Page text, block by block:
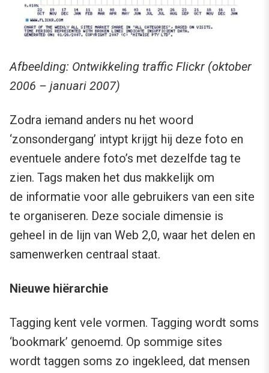
Afbeelding: Ontwikkeling traffic Flickr (oktober
2006 – januari 2007)
Zodra iemand anders nu het woord
‘zonsondergang’ intypt krijgt hij deze foto en
eventuele andere foto’s met dezelfde tag te
zien. Tags maken het dus makkelijk om
de informatie voor alle gebruikers van een site
te organiseren. Deze sociale dimensie is
geheel in de lijn van Web 2,0, waar het delen en
samenwerken centraal staat.
Nieuwe hiërarchie
Tagging kent vele vormen. Tagging wordt soms
‘bookmark’ genoemd. Op sommige sites
wordt taggen soms zo ingekleed, dat mensen